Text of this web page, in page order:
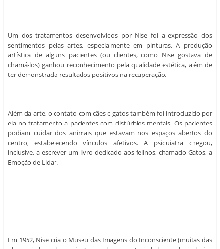
Um dos tratamentos desenvolvidos por Nise foi a expressão dos
sentimentos pelas artes, especialmente em pinturas. A produção
artística de alguns pacientes (ou clientes, como Nise gostava de
chamá-los) ganhou reconhecimento pela qualidade estética, além de
ter demonstrado resultados positivos na recuperação.
Além da arte, o contato com cães e gatos também foi introduzido por
ela no tratamento a pacientes com distúrbios mentais. Os pacientes
podiam cuidar dos animais que estavam nos espaços abertos do
centro, estabelecendo vínculos afetivos. A psiquiatra chegou,
inclusive, a escrever um livro dedicado aos felinos, chamado Gatos, a
Emoção de Lidar.
Em 1952, Nise cria o Museu das Imagens do Inconsciente (muitas das